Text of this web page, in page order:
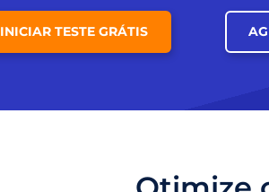
INICIAR TESTE GRÁTIS